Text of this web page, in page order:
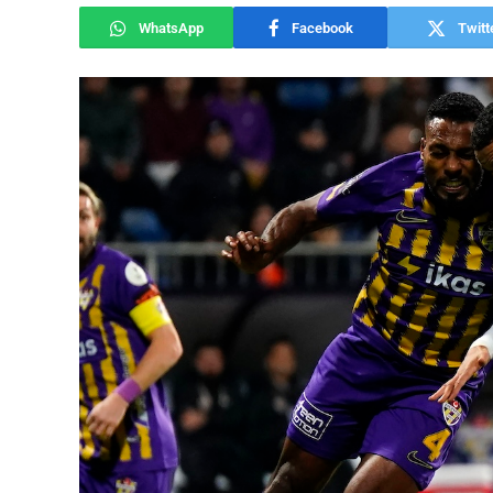
WhatsApp Facebook